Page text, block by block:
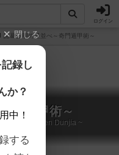
ログイン
諸葛孔明の星並べ～奇門遁甲術～
門遁甲術～
Art of Qimen Dunjia ~
閉じる
録し
か？
中！
する